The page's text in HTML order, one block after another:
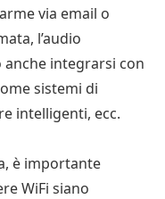
via email o
l’audio
anche integrarsi con
sistemi di
intelligenti, ecc.
è importante
WiFi siano